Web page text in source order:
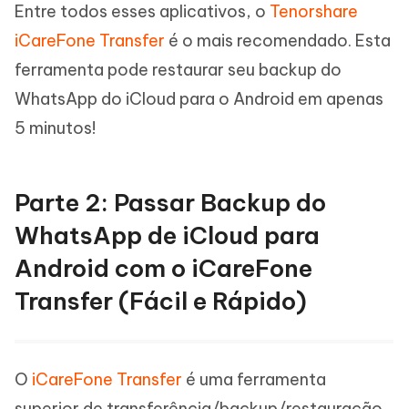
Entre todos esses aplicativos, o Tenorshare
iCareFone Transfer é o mais recomendado. Esta
ferramenta pode restaurar seu backup do
WhatsApp do iCloud para o Android em apenas
5 minutos!
Parte 2: Passar Backup do
WhatsApp de iCloud para
Android com o iCareFone
Transfer (Fácil e Rápido)
O iCareFone Transfer é uma ferramenta